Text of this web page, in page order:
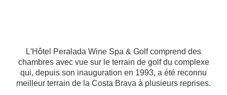
L'Hôtel Peralada Wine Spa & Golf comprend des
chambres avec vue sur le terrain de golf du complexe
qui, depuis son inauguration en 1993, a été reconnu
meilleur terrain de la Costa Brava à plusieurs reprises.